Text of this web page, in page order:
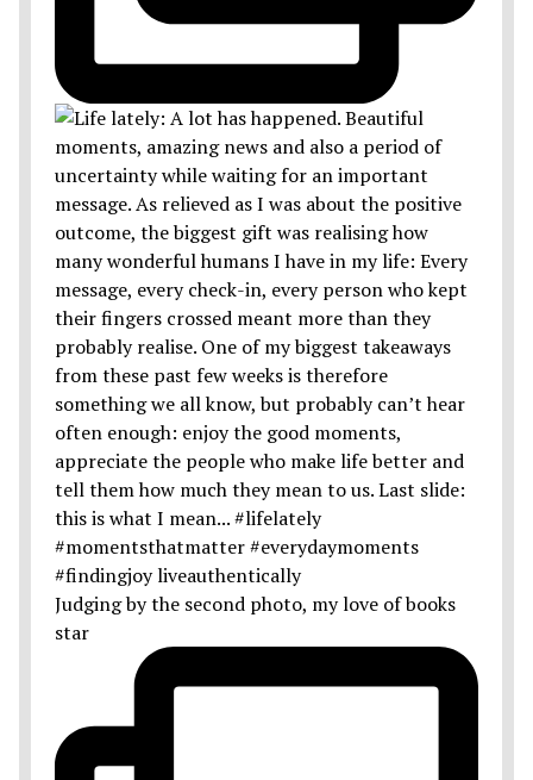
Judging by the second photo, my love of books
star